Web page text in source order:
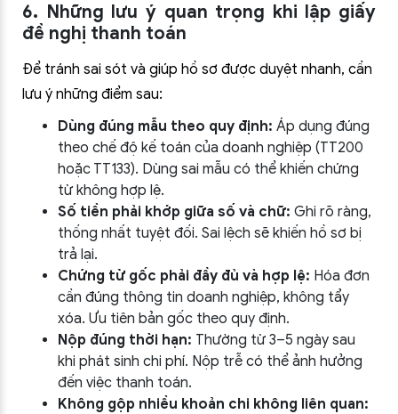
6. Những lưu ý quan trọng khi lập giấy
đề nghị thanh toán
Để tránh sai sót và giúp hồ sơ được duyệt nhanh, cần
lưu ý những điểm sau:
Dùng đúng mẫu theo quy định: Áp dụng đúng
theo chế độ kế toán của doanh nghiệp (TT200
hoặc TT133). Dùng sai mẫu có thể khiến chứng
từ không hợp lệ.
Số tiền phải khớp giữa số và chữ: Ghi rõ ràng,
thống nhất tuyệt đối. Sai lệch sẽ khiến hồ sơ bị
trả lại.
Chứng từ gốc phải đầy đủ và hợp lệ: Hóa đơn
cần đúng thông tin doanh nghiệp, không tẩy
xóa. Ưu tiên bản gốc theo quy định.
Nộp đúng thời hạn: Thường từ 3–5 ngày sau
khi phát sinh chi phí. Nộp trễ có thể ảnh hưởng
đến việc thanh toán.
Không gộp nhiều khoản chi không liên quan: